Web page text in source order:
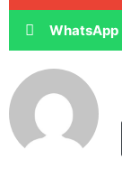
WhatsApp